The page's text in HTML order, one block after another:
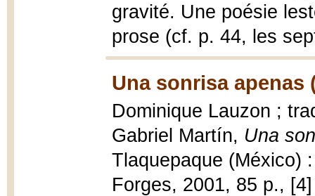
gravité. Une poésie
prose (cf. p. 44, les
Una sonrisa apenas
Dominique Lauzon ;
Gabriel Martín, Una
Tlaquepaque (México)
Forges, 2001, 85 p.,